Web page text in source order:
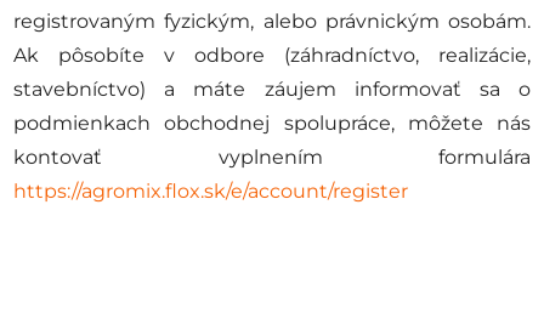
registrovaným fyzickým, alebo právnickým osobám.
Ak pôsobíte v odbore (záhradníctvo, realizácie,
stavebníctvo) a máte záujem informovať sa o
podmienkach obchodnej spolupráce, môžete nás
kontovať vyplnením formulára
https://agromix.flox.sk/e/account/register